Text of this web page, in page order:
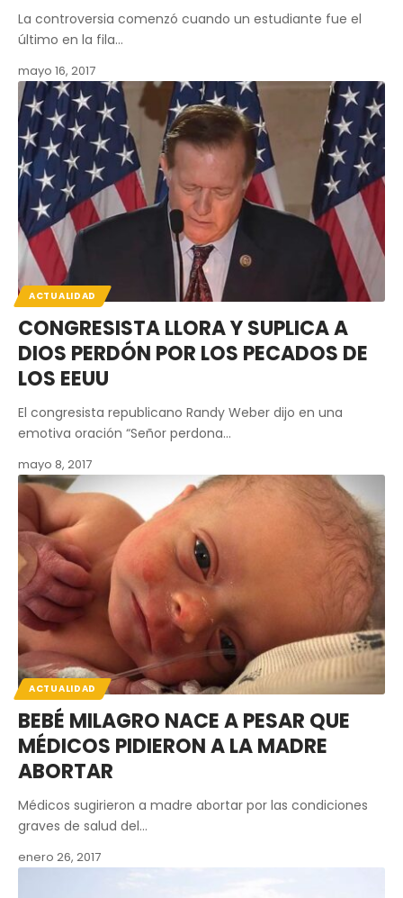
La controversia comenzó cuando un estudiante fue el
último en la fila…
mayo 16, 2017
ACTUALIDAD
CONGRESISTA LLORA Y SUPLICA A
DIOS PERDÓN POR LOS PECADOS DE
LOS EEUU
El congresista republicano Randy Weber dijo en una
emotiva oración “Señor perdona…
mayo 8, 2017
ACTUALIDAD
BEBÉ MILAGRO NACE A PESAR QUE
MÉDICOS PIDIERON A LA MADRE
ABORTAR
Médicos sugirieron a madre abortar por las condiciones
graves de salud del…
enero 26, 2017